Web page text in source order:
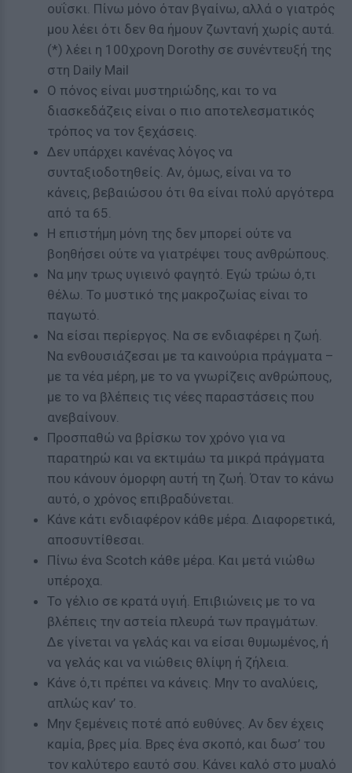
ουΐσκι. Πίνω μόνο όταν βγαίνω, αλλά ο γιατρός
μου λέει ότι δεν θα ήμουν ζωντανή χωρίς αυτά.
(*) λέει η 100χρονη Dorothy σε συνέντευξή της
στη Daily Mail
Ο πόνος είναι μυστηριώδης, και το να
διασκεδάζεις είναι ο πιο αποτελεσματικός
τρόπος να τον ξεχάσεις.
Δεν υπάρχει κανένας λόγος να
συνταξιοδοτηθείς. Αν, όμως, είναι να το
κάνεις, βεβαιώσου ότι θα είναι πολύ αργότερα
από τα 65.
Η επιστήμη μόνη της δεν μπορεί ούτε να
βοηθήσει ούτε να γιατρέψει τους ανθρώπους.
Να μην τρως υγιεινό φαγητό. Εγώ τρώω ό,τι
θέλω. Το μυστικό της μακροζωίας είναι το
παγωτό.
Να είσαι περίεργος. Να σε ενδιαφέρει η ζωή.
Να ενθουσιάζεσαι με τα καινούρια πράγματα –
με τα νέα μέρη, με το να γνωρίζεις ανθρώπους,
με το να βλέπεις τις νέες παραστάσεις που
ανεβαίνουν.
Προσπαθώ να βρίσκω τον χρόνο για να
παρατηρώ και να εκτιμάω τα μικρά πράγματα
που κάνουν όμορφη αυτή τη ζωή. Όταν το κάνω
αυτό, ο χρόνος επιβραδύνεται.
Κάνε κάτι ενδιαφέρον κάθε μέρα. Διαφορετικά,
αποσυντίθεσαι.
Πίνω ένα Scotch κάθε μέρα. Και μετά νιώθω
υπέροχα.
Το γέλιο σε κρατά υγιή. Επιβιώνεις με το να
βλέπεις την αστεία πλευρά των πραγμάτων.
Δε γίνεται να γελάς και να είσαι θυμωμένος, ή
να γελάς και να νιώθεις θλίψη ή ζήλεια.
Κάνε ό,τι πρέπει να κάνεις. Μην το αναλύεις,
απλώς καν’ το.
Μην ξεμένεις ποτέ από ευθύνες. Αν δεν έχεις
καμία, βρες μία. Βρες ένα σκοπό, και δωσ’ του
τον καλύτερο εαυτό σου. Κάνει καλό στο μυαλό